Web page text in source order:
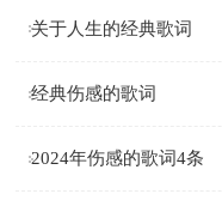
关于人生的经典歌词
经典伤感的歌词
2024年伤感的歌词4条